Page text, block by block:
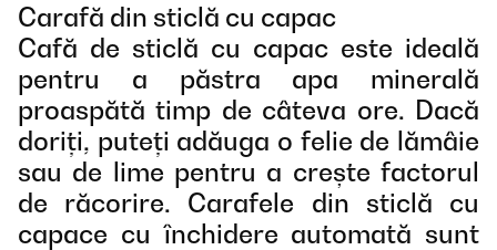
Carafă din sticlă cu capac
Cafă de sticlă cu capac este ideală
pentru a păstra apa minerală
proaspătă timp de câteva ore. Dacă
doriți, puteți adăuga o felie de lămâie
sau de lime pentru a crește factorul
de răcorire. Carafele din sticlă cu
capace cu închidere automată sunt